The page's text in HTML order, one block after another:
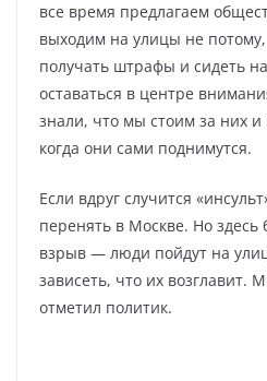
все время предлагаем
выходим на улицы не
получать штрафы и сидеть
оставаться в центре
знали, что мы стоим за них и
когда они сами поднимутся.
Если вдруг случится
перенять в Москве. Но
взрыв — люди пойдут на
зависеть, что их возглавит.
отметил политик.